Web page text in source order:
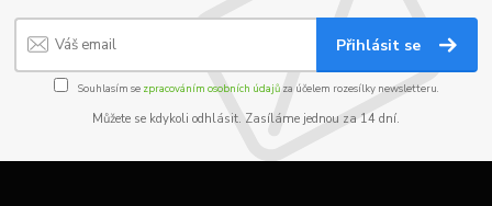
Přihlásit se
Souhlasím se zpracováním osobních údajůza účelem rozesílky newsletteru.
Můžete se kdykoli odhlásit. Zasíláme jednou za 14 dní.